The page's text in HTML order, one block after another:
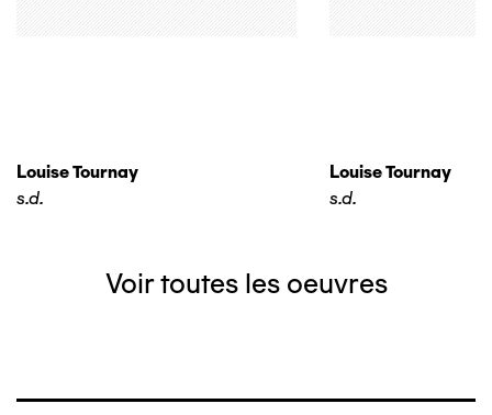
Louise Tournay
s.d.
Louise Tournay
s.d.
Voir toutes les oeuvres